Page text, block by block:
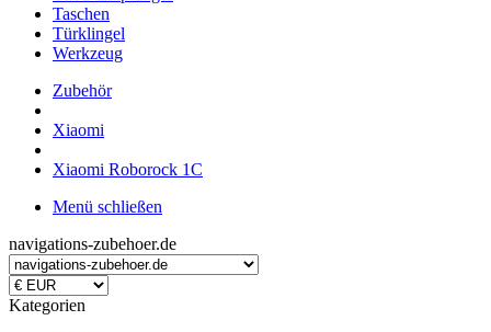
Taschen
Türklingel
Werkzeug
Zubehör
Xiaomi
Xiaomi Roborock 1C
Menü schließen
navigations-zubehoer.de
Kategorien